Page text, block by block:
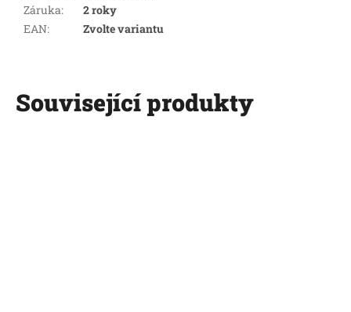
Záruka:
2 roky
EAN: Zvolte variantu
Související produkty